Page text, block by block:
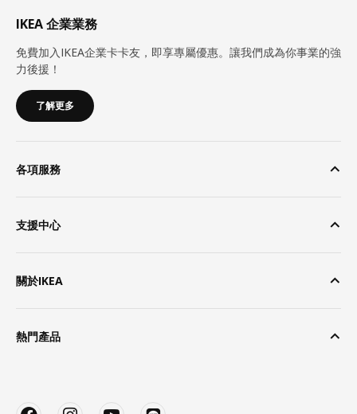
IKEA 企業業務
免費加入IKEA企業卡卡友，即享專屬優惠。讓我們成為你事業的強
力後援！
了解更多
各項服務
支援中心
關於IKEA
熱門產品